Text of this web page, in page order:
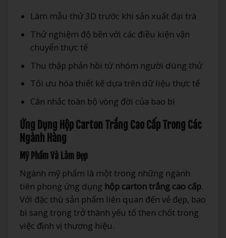
Làm mẫu thử 3D trước khi sản xuất đại trà
Thử nghiệm độ bền với các điều kiện vận
chuyển thực tế
Thu thập phản hồi từ nhóm người dùng thử
Tối ưu hóa thiết kế dựa trên dữ liệu thực tế
Cân nhắc toàn bộ vòng đời của bao bì
Ứng Dụng Hộp Carton Trắng Cao Cấp Trong Các
Ngành Hàng
Mỹ Phẩm Và Làm Đẹp
Ngành mỹ phẩm là một trong những ngành
tiên phong ứng dụng hộp carton trắng cao cấp.
Với đặc thù sản phẩm liên quan đến vẻ đẹp, bao
bì sang trọng trở thành yếu tố then chốt trong
việc định vị thương hiệu.